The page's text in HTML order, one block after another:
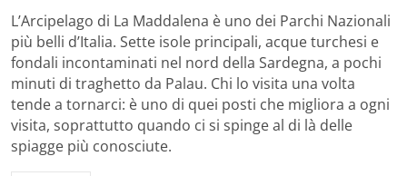
L’Arcipelago di La Maddalena è uno dei Parchi Nazionali
più belli d’Italia. Sette isole principali, acque turchesi e
fondali incontaminati nel nord della Sardegna, a pochi
minuti di traghetto da Palau. Chi lo visita una volta
tende a tornarci: è uno di quei posti che migliora a ogni
visita, soprattutto quando ci si spinge al di là delle
spiagge più conosciute.